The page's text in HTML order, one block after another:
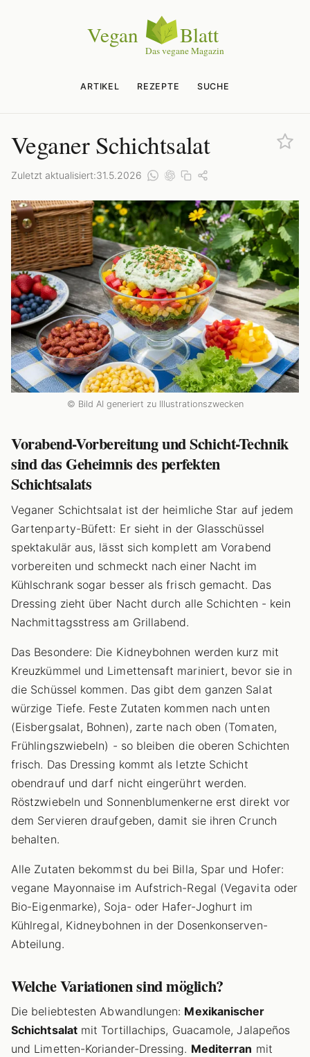
ARTIKEL REZEPTE SUCHE
Veganer Schichtsalat
Zuletzt aktualisiert:31.5.2026
© Bild AI generiert zu Illustrationszwecken
Vorabend-Vorbereitung und Schicht-Technik
sind das Geheimnis des perfekten
Schichtsalats
Veganer Schichtsalat ist der heimliche Star auf jedem
Gartenparty-Büfett: Er sieht in der Glasschüssel
spektakulär aus, lässt sich komplett am Vorabend
vorbereiten und schmeckt nach einer Nacht im
Kühlschrank sogar besser als frisch gemacht. Das
Dressing zieht über Nacht durch alle Schichten - kein
Nachmittagsstress am Grillabend.
Das Besondere: Die Kidneybohnen werden kurz mit
Kreuzkümmel und Limettensaft mariniert, bevor sie in
die Schüssel kommen. Das gibt dem ganzen Salat
würzige Tiefe. Feste Zutaten kommen nach unten
(Eisbergsalat, Bohnen), zarte nach oben (Tomaten,
Frühlingszwiebeln) - so bleiben die oberen Schichten
frisch. Das Dressing kommt als letzte Schicht
obendrauf und darf nicht eingerührt werden.
Röstzwiebeln und Sonnenblumenkerne erst direkt vor
dem Servieren draufgeben, damit sie ihren Crunch
behalten.
Alle Zutaten bekommst du bei Billa, Spar und Hofer:
vegane Mayonnaise im Aufstrich-Regal (Vegavita oder
Bio-Eigenmarke), Soja- oder Hafer-Joghurt im
Kühlregal, Kidneybohnen in der Dosenkonserven-
Abteilung.
Welche Variationen sind möglich?
Die beliebtesten Abwandlungen: Mexikanischer
Schichtsalatmit Tortillachips, Guacamole, Jalapeños
und Limetten-Koriander-Dressing. Mediterran mit